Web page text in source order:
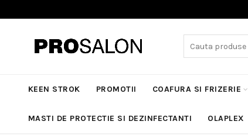
KEEN STROK PROMOTII COAFURA SI FRIZERIE
MASTI DE PROTECTIE SI DEZINFECTANTI OLAPLEX